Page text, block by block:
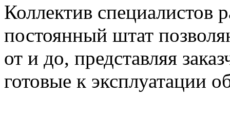
Коллектив специалистов
постоянный штат
от и до, представляя
готовые к эксплуатации